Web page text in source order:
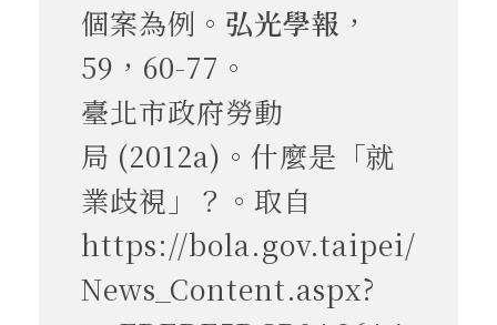
個案為例。 弘光學報 ，
59，60-77。
臺北市政府勞動
局 (2012a)。什麼是「就
業歧視」？。取自
https://bola.gov.taipei/
News_Content.aspx?